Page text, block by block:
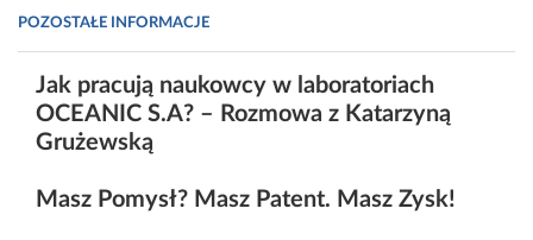
POZOSTAŁE INFORMACJE
Jak pracują naukowcy w laboratoriach
OCEANIC S.A? – Rozmowa z Katarzyną
Grużewską
Masz Pomysł? Masz Patent. Masz Zysk!